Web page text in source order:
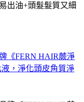
出油+頭髮髮質又細
《FERN HAIR蕨淨
，淨化頭皮角質淨